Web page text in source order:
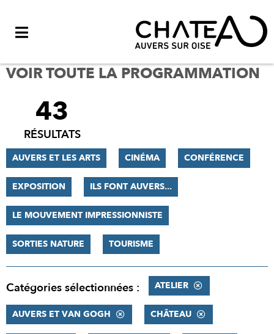
VOIR TOUTE LA PROGRAMMATION
FILTRER
RÉSULTATS
43
RÉSULTATS
AUVERS ET LES ARTS CINÉMA CONFÉRENCE
EXPOSITION ILS FONT AUVERS...
LE MOUVEMENT IMPRESSIONNISTE
SORTIES NATURE TOURISME
Catégories sélectionnées : ATELIER
AUVERS ET VAN GOGH CHÂTEAU